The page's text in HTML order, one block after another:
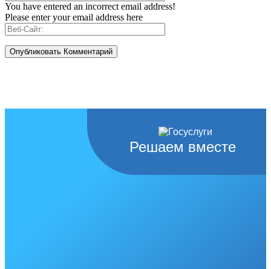
You have entered an incorrect email address!
Please enter your email address here
Решаем вместе